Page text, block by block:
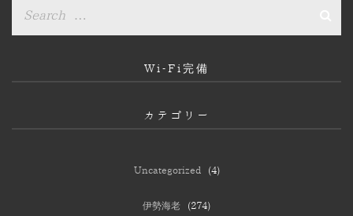
Wi-Fi完備
カテゴリー
Uncategorized (4)
伊勢海老 (274)